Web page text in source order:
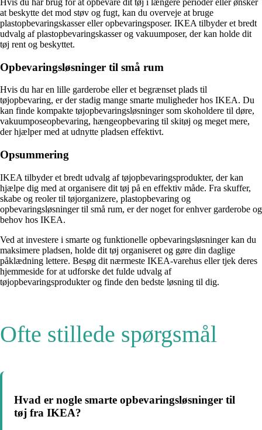
at beskytte det mod støv og fugt, kan du overveje at bruge
plastopbevaringskasser eller opbevaringsposer. IKEA tilbyder et bredt
udvalg af plastopbevaringskasser og vakuumposer, der kan holde dit
tøj rent og beskyttet.
Opbevaringsløsninger til små rum
Hvis du har en lille garderobe eller et begrænset plads til
tøjopbevaring, er der stadig mange smarte muligheder hos IKEA. Du
kan finde kompakte tøjopbevaringsløsninger som skoholdere til døre,
vakuumposeopbevaring, hængeopbevaring til skitøj og meget mere,
der hjælper med at udnytte pladsen effektivt.
Opsummering
IKEA tilbyder et bredt udvalg af tøjopbevaringsprodukter, der kan
hjælpe dig med at organisere dit tøj på en effektiv måde. Fra skuffer,
skabe og reoler til tøjorganizere, plastopbevaring og
opbevaringsløsninger til små rum, er der noget for enhver garderobe og
behov hos IKEA.
Ved at investere i smarte og funktionelle opbevaringsløsninger kan du
maksimere pladsen, holde dit tøj organiseret og gøre din daglige
påklædning lettere. Besøg dit nærmeste IKEA-varehus eller tjek deres
hjemmeside for at udforske det fulde udvalg af
tøjopbevaringsprodukter og finde den bedste løsning til dig.
Ofte stillede spørgsmål
Hvad er nogle smarte opbevaringsløsninger til
tøj fra IKEA?